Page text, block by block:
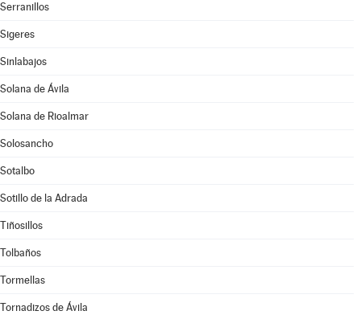
Serranillos
Sigeres
Sinlabajos
Solana de Ávila
Solana de Rioalmar
Solosancho
Sotalbo
Sotillo de la Adrada
Tiñosillos
Tolbaños
Tormellas
Tornadizos de Ávila